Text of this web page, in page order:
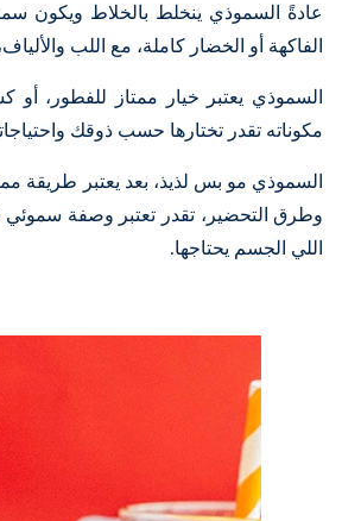
عادةً السموذي ينخلط بالخلاط ويكون
الفاكهة أو الخضار كاملة، مع اللب
السموذي يعتبر خيار ممتاز للفطور،
مكوناته تقدر تختارها حسب ذوقك
السموذي مو بس لذيذ، بعد يعتبر طريقة
وطرق التحضير، تقدر تعتبر وصفة سموئي
اللي الجسم يحتاجها.